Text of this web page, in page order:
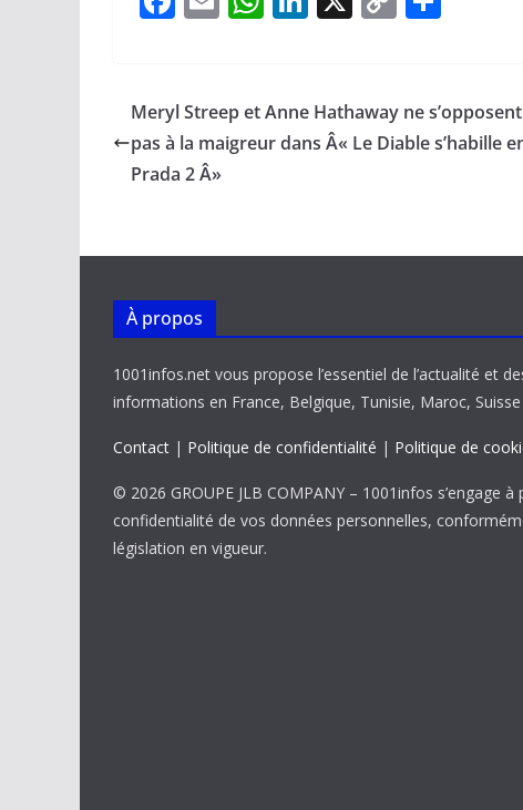
b
o
o
l s
A
e
dI
y
Li
g
er
Meryl Streep et Anne Hathaway ne s’opposent
pas à la maigreur dans Â« Le Diable s’habille
Prada 2 Â»
À propos
1001infos.net vous propose l’essentiel de l’actualité et
informations en France, Belgique, Tunisie, Maroc,
Contact | Politique de confidentialité | Politique de
© 2026 GROUPE JLB COMPANY – 1001infos s’engage à
confidentialité de vos données personnelles,
législation en vigueur.